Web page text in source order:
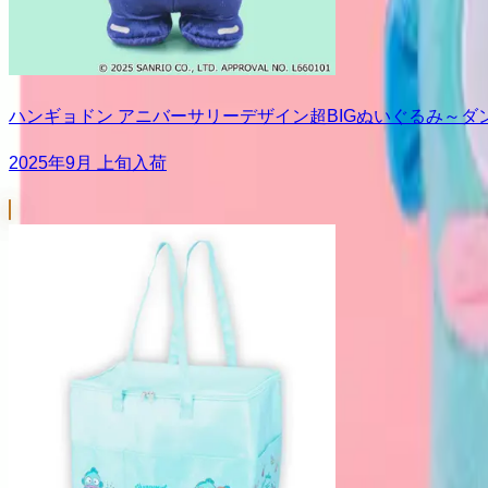
ハンギョドン アニバーサリーデザイン超BIGぬいぐるみ～ダ
2025年9月 上旬入荷